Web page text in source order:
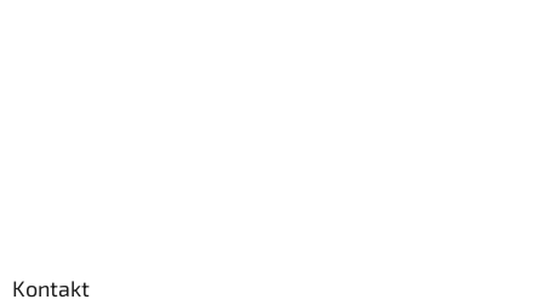
Kontakt